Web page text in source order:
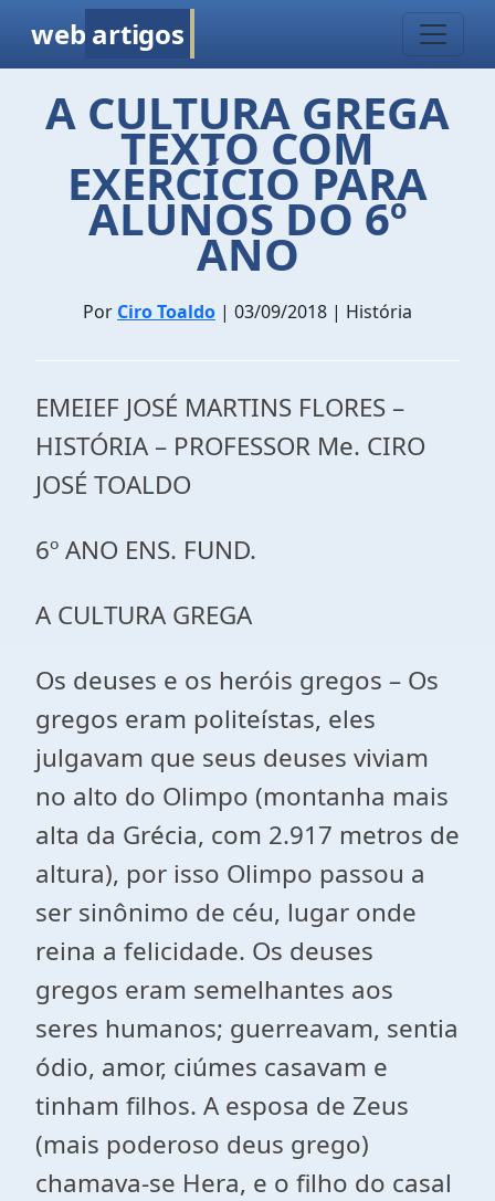
web artigos
A CULTURA GREGA
TEXTO COM
EXERCÍCIO PARA
ALUNOS DO 6º
ANO
Por Ciro Toaldo | 03/09/2018 | História
EMEIEF JOSÉ MARTINS FLORES –
HISTÓRIA – PROFESSOR Me. CIRO
JOSÉ TOALDO
6º ANO ENS. FUND.
A CULTURA GREGA
Os deuses e os heróis gregos – Os
gregos eram politeístas, eles
julgavam que seus deuses viviam
no alto do Olimpo (montanha mais
alta da Grécia, com 2.917 metros de
altura), por isso Olimpo passou a
ser sinônimo de céu, lugar onde
reina a felicidade. Os deuses
gregos eram semelhantes aos
seres humanos; guerreavam, sentia
ódio, amor, ciúmes casavam e
tinham filhos. A esposa de Zeus
(mais poderoso deus grego)
chamava-se Hera, e o filho do casal